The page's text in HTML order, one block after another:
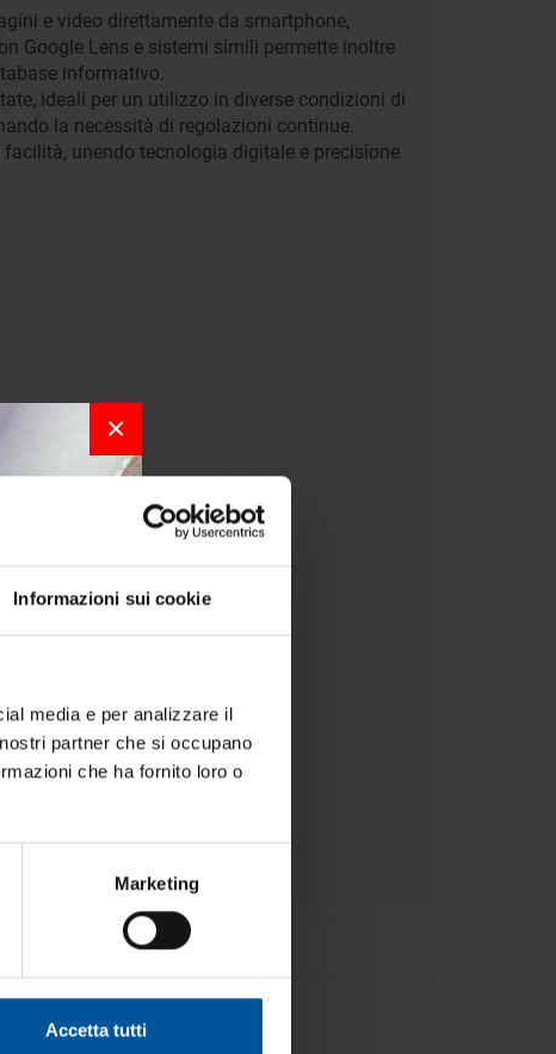
la
per chi
bordo.
×
Informazioni sui cookie
media e per analizzare il
partner che si occupano
che ha fornito loro o
Marketing
Accetta tutti
e video direttamente da smartphone,
Google Lens e sistemi simili permette inoltre
informativo.
ideali per un utilizzo in diverse condizioni di
la necessità di regolazioni continue.
unendo tecnologia digitale e precisione